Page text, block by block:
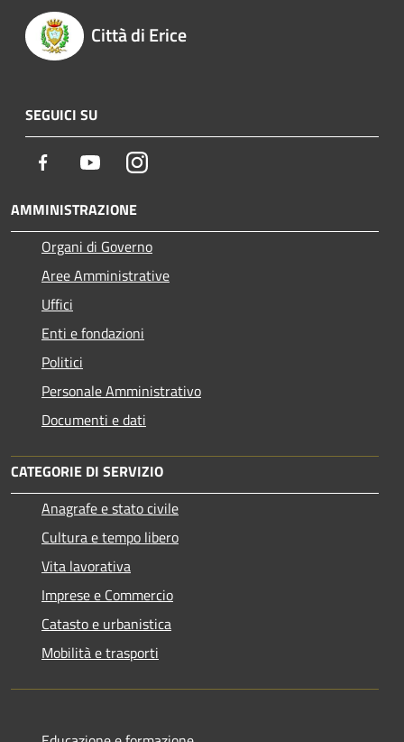
Città di Erice
SEGUICI SU
Facebook YoutubeInstagram
AMMINISTRAZIONE
Organi di Governo
Aree Amministrative
Uffici
Enti e fondazioni
Politici
Personale Amministrativo
Documenti e dati
CATEGORIE DI SERVIZIO
Anagrafe e stato civile
Cultura e tempo libero
Vita lavorativa
Imprese e Commercio
Catasto e urbanistica
Mobilità e trasporti